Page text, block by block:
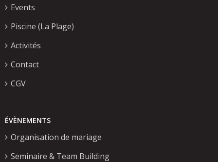
Events
Piscine (La Plage)
Activités
Contact
CGV
ÉVÈNEMENTS
Organisation de mariage
Seminaire & Team Building